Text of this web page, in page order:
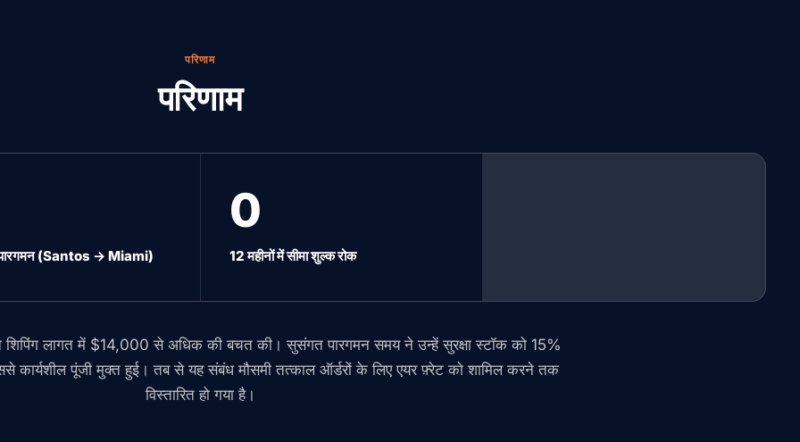
परिणाम
परिणाम
(Santos → Miami)
0
12 महीनों में सीमा शुल्क रोक
ने शिपिंग लागत में $14,000 से अधिक की बचत की। सुसंगत पारगमन समय ने उन्हें सुरक्षा स्टॉक को 15%
कार्यशील पूंजी मुक्त हुई। तब से यह संबंध मौसमी तत्काल ऑर्डरों के लिए एयर फ़्रेट को शामिल करने तक
विस्तारित हो गया है।